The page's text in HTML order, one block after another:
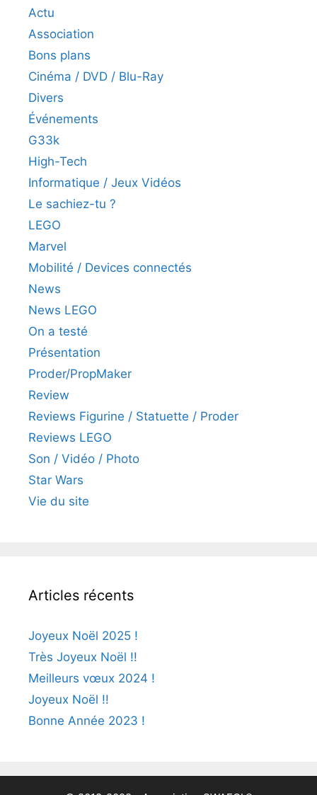
Actu
Association
Bons plans
Cinéma / DVD / Blu-Ray
Divers
Événements
G33k
High-Tech
Informatique / Jeux Vidéos
Le sachiez-tu ?
LEGO
Marvel
Mobilité / Devices connectés
News
News LEGO
On a testé
Présentation
Proder/PropMaker
Review
Reviews Figurine / Statuette / Proder
Reviews LEGO
Son / Vidéo / Photo
Star Wars
Vie du site
Articles récents
Joyeux Noël 2025 !
Très Joyeux Noël !!
Meilleurs vœux 2024 !
Joyeux Noël !!
Bonne Année 2023 !